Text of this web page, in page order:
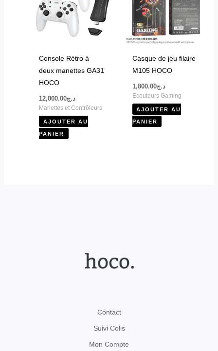
Console Rétro à
deux manettes GA31
HOCO
د.ج12,000.00
Manettes et Contrôleurs
AJOUTER AU
PANIER
Casque de jeu filaire
M105 HOCO
د.ج1,800.00
Ecouteurs Gaming
AJOUTER AU
PANIER
Contact
Suivi Colis
Mon Compte